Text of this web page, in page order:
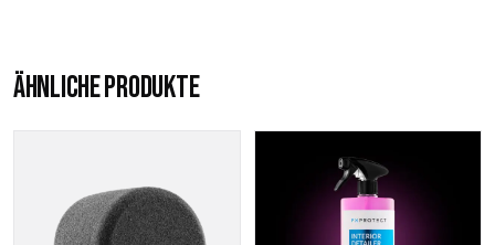
ÄHNLICHE PRODUKTE